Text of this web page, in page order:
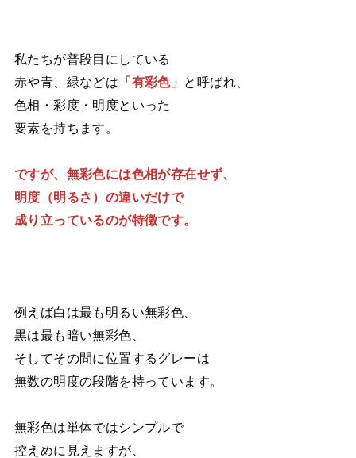
私たちが普段目にしている
赤や青、緑などは 「有彩色」
と呼ばれ、
色相・彩度・明度といった
要素を持ちます。
ですが、無彩色には色相が存在せず、
明度（明るさ）の違いだけで
成り立っているのが特徴です。
例えば白は最も明るい無彩色、
黒は最も暗い無彩色、
そしてその間に位置するグレーは
無数の明度の段階を持っています。
無彩色は単体ではシンプルで
控えめに見えますが、